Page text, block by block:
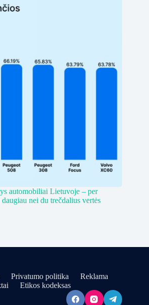
automobiliai Lietuvoje – per
nei du trečdalius vertės
Privatumo politika
Reklama
Etikos kodeksas